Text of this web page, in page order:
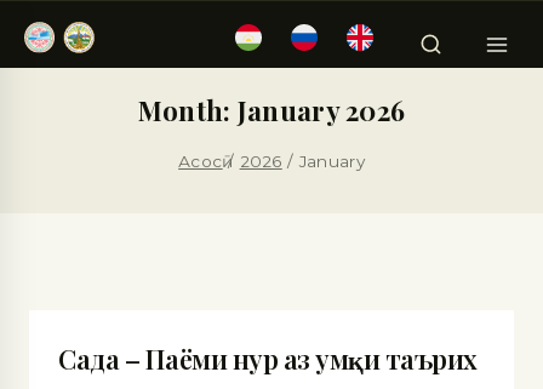
Month: January 2026
Асосӣ / 2026 / January
Сада – Паёми нур аз умқи таърих